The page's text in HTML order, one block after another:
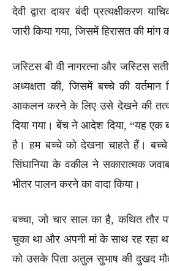
देवी द्वारा दायर बंदी प्रत्यक्षीकरण
जारी किया गया, जिसमें हिरासत की मांग
जस्टिस बी वी नागरत्ना और जस्टिस
अध्यक्षता की, जिसमें बच्चे की वर्तमान
आकलन करने के लिए उसे देखने की
दिया गया। बेंच ने आदेश दिया, “यह एक
है। हम बच्चे को देखना चाहते हैं।
सिंघानिया के वकील ने सकारात्मक
भीतर पालन करने का वादा किया।
बच्चा, जो चार साल का है, कथित तौर
चुका था और अपनी मां के साथ रह रहा
को उसके पिता अतुल सुभाष की दुखद